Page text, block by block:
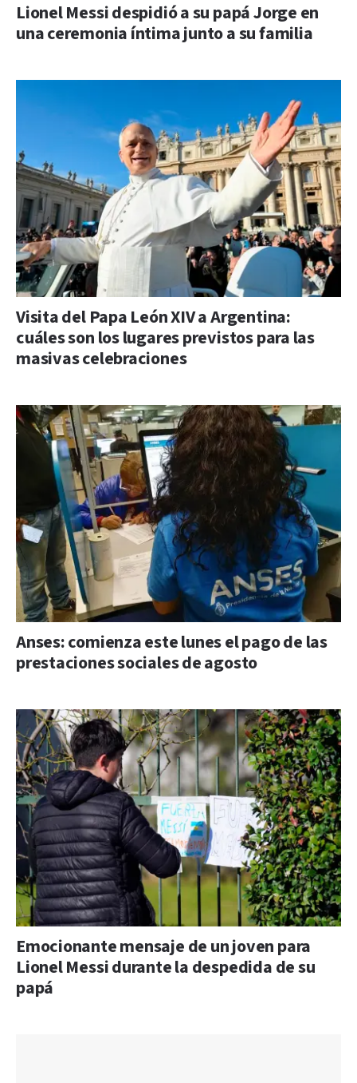
Lionel Messi despidió a su papá Jorge en
una ceremonia íntima junto a su familia
Visita del Papa León XIV a Argentina:
cuáles son los lugares previstos para las
masivas celebraciones
Anses: comienza este lunes el pago de las
prestaciones sociales de agosto
Emocionante mensaje de un joven para
Lionel Messi durante la despedida de su
papá